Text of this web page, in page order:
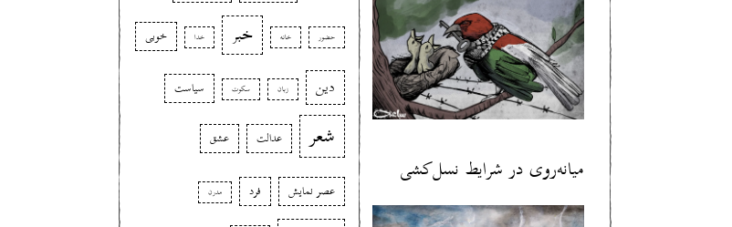
حضور خانه خبر خدا خوبی
دین زبان سکوت سیاست
شعر عدالت عشق
عصر نمایش فرد مدرن
میانه‌روی در شرایط نسل‌کشی